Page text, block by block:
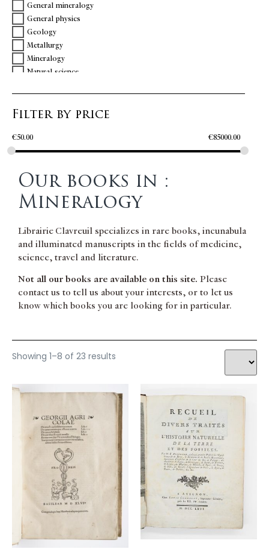
General mineralogy
General physics
Geology
Metallurgy
Mineralogy
Natural science
Science
Zoology
Filter by price
€50.00 €85000.00
Our books in :
Mineralogy
Librairie Clavreuil specializes in rare books, incunabula
and illuminated manuscripts in the fields of medicine,
science, travel and literature.
Not all our books are available on this site. Please
contact us to tell us about your interests, or to let us
know which books you are looking for in particular.
Showing 1–8 of 23 results